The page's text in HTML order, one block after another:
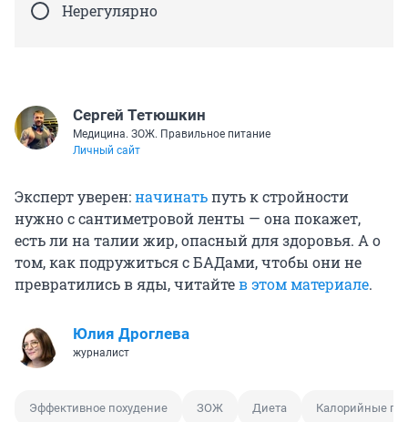
Нерегулярно
Сергей Тетюшкин
Медицина. ЗОЖ. Правильное питание
Личный сайт
Эксперт уверен:начинатьпуть к стройности
нужно с сантиметровой ленты — она покажет,
есть ли на талии жир, опасный для здоровья. А о
том, как подружиться с БАДами, чтобы они не
превратились в яды, читайтев этом материале.
Юлия Дроглева
журналист
Эффективное похудение ЗОЖ Диета Калорийные